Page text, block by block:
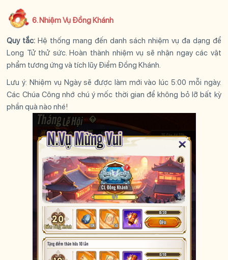
6. Nhiệm Vụ Đồng Khánh
Quy tắc:Hệ thống mang đến danh sách nhiệm vụ đa dạng để
Long Tử thử sức. Hoàn thành nhiệm vụ sẽ nhận ngay các vật
phẩm tương ứng và tích lũy Điểm Đồng Khánh.
Lưu ý: Nhiệm vụ Ngày sẽ được làm mới vào lúc 5:00 mỗi ngày.
Các Chúa Công nhớ chú ý mốc thời gian để không bỏ lỡ bất kỳ
phần quà nào nhé!